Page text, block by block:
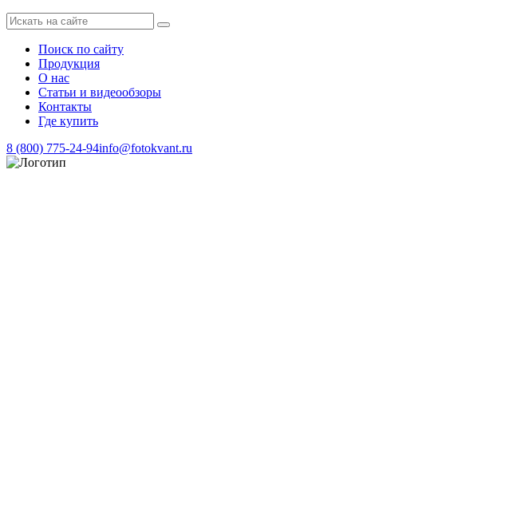
Поиск по сайту
Продукция
О нас
Статьи и видеообзоры
Контакты
Где купить
8 (800) 775-24-94info@fotokvant.ru